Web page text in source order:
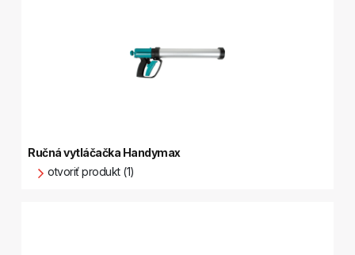
Ručná vytláčačka Handymax
otvoriť produkt (1)